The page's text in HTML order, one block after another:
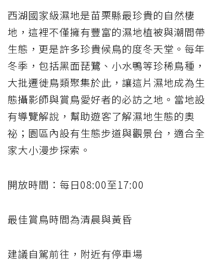
西湖國家級濕地是苗栗縣最珍貴的自然棲
地，這裡不僅擁有豐富的濕地植被與潮間帶
生態，更是許多珍貴候鳥的度冬天堂。每年
冬季，包括黑面琵鷺、小水鴨等珍稀鳥種，
大批遷徙鳥類聚集於此，讓這片濕地成為生
態攝影師與賞鳥愛好者的必訪之地。當地設
有導覽解說，幫助遊客了解濕地生態的奧
祕；園區內設有生態步道與觀景台，適合全
家大小漫步探索。
開放時間：每日08:00至17:00
最佳賞鳥時間為清晨與黃昏
建議自駕前往，附近有停車場